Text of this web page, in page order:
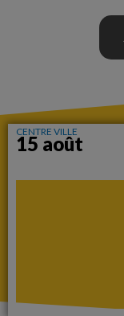
CENTRE VILLE
15 août